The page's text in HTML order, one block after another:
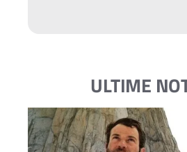
ULTIME